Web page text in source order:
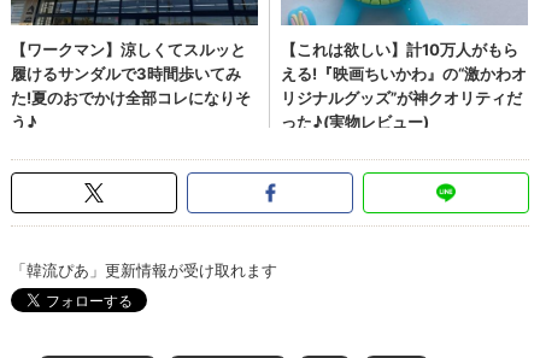
「韓流ぴあ」更新情報が受け取れます